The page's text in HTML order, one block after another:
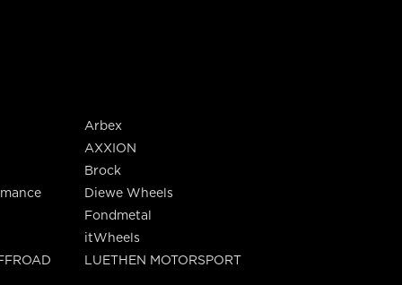
Arbex
AXXION
Brock
Diewe Wheels
Fondmetal
itWheels
LUETHEN MOTORSPORT